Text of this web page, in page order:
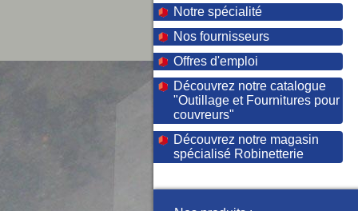
Notre spécialité
Nos fournisseurs
Offres d'emploi
Découvrez notre catalogue
"Outillage et Fournitures pour
couvreurs"
Découvrez notre magasin
spécialisé Robinetterie